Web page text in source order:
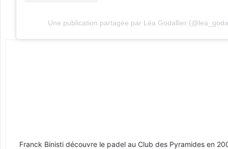
Une publication partagée par Léa Godallier
Franck Binisti découvre le padel au Club des Pyramides en